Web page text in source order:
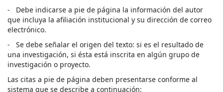
- Debe indicarse a pie de página la información del autor
que incluya la afiliación institucional y su dirección de correo
electrónico.
- Se debe señalar el origen del texto: si es el resultado de
una investigación, si ésta está inscrita en algún grupo de
investigación o proyecto.
Las citas a pie de página deben presentarse conforme al
sistema que se describe a continuación: